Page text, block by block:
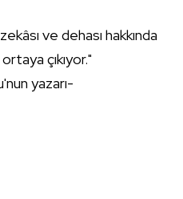
ve dehası hakkında
çıkıyor."
yazarı-